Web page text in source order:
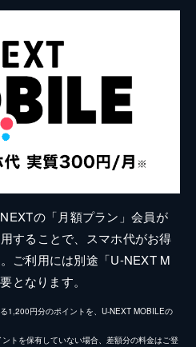
の「月額プラン」会員が
することで、スマホ代がお得
ご利用には別途「U-NEXT M
となります。
1,200円分のポイントを、U-NEXT MOBILEの
トを保有していない場合、差額分の料金はご登